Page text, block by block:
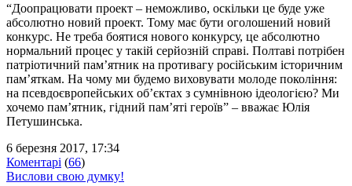
“Доопрацювати проект – неможливо, оскільки це буде уже
абсолютно новий проект. Тому має бути оголошений новий
конкурс. Не треба боятися нового конкурсу, це абсолютно
нормальний процес у такій серйозній справі. Полтаві потрібен
патріотичний пам’ятник на противагу російським історичним
пам’яткам. На чому ми будемо виховувати молоде покоління:
на псевдоєвропейських об’єктах з сумнівною ідеологією? Ми
хочемо пам’ятник, гідний пам’яті героїв” – вважає Юлія
Петушинська.
6 березня 2017, 17:34
Коментарі (66)
Вислови свою думку!